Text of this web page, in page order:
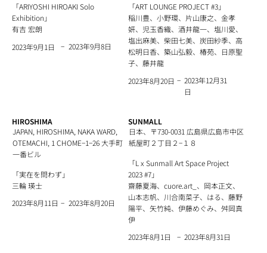
「ARIYOSHI HIROAKI Solo
Exhibition」
有吉 宏朗
2023年9月1日
− 2023年9月8日
「ART LOUNGE PROJECT #3」
稲川豊、小野環、片山康之、金孝
妍、児玉香織、酒井龍一、塩川愛、
塩出麻美、柴田七美、炭田紗季、高
松明日香、築山弘毅、椿苑、日原聖
子、藤井龍
2023年8月20日 − 2023年12月31
日
HIROSHIMA
JAPAN, HIROSHIMA, NAKA WARD,
OTEMACHI, 1 CHOME−1−26 大手町
一番ビル
「実在を問わず」
三輪 瑛士
2023年8月11日 − 2023年8月20日
SUNMALL
日本、〒730-0031 広島県広島市中区
紙屋町２丁目２−１８
「L x Sunmall Art Space Project
2023 #7」
齋藤夏海、cuore.art_、岡本正文、
山本志帆、川合南菜子、はる、藤野
陽平、矢竹純、伊藤めぐみ、舛岡真
伊
2023年8月1日
− 2023年8月31日